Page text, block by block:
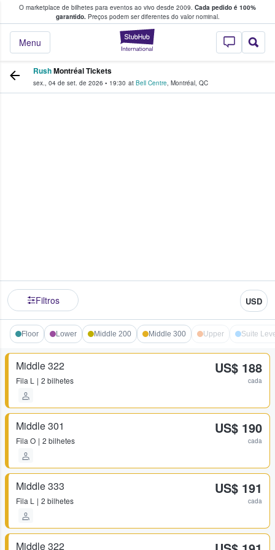
O marketplace de bilhetes para eventos ao vivo desde 2009. Cada pedido é 100%
garantido.Preços podem ser diferentes do valor nominal.
StubHub – onde
Menu
fãs compram e vendem bilhetes
RushMontréal Tickets
sex., 04 de set. de 2026 • 19:30 at Bell Centre, Montréal, QC
Filtros USD
Floor Lower Middle 200 Middle 300 Upper Suite
Middle 322
Fila L 2 bilhetes
US$ 188
cada
Middle 301
Fila O 2 bilhetes
US$ 190
cada
Middle 333
Fila L 2 bilhetes
US$ 191
cada
Middle 322